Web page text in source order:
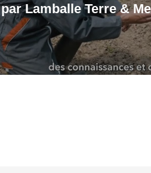
par Lamballe Terre &